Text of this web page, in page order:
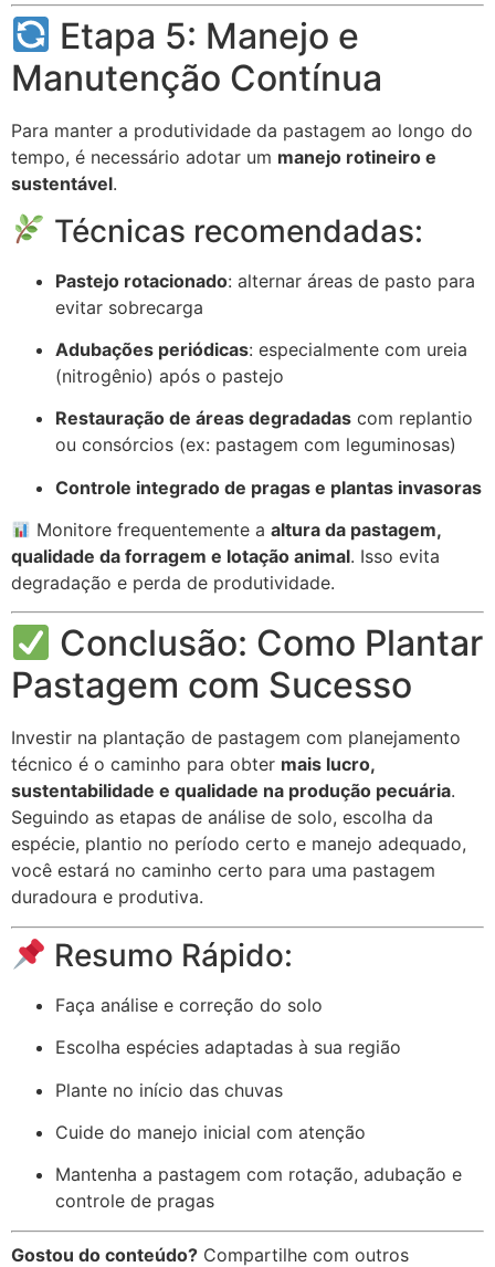
Etapa 5: Manejo e
Manutenção Contínua
Para manter a produtividade da pastagem ao longo do
tempo, é necessário adotar um manejo rotineiro e
sustentável.
Técnicas recomendadas:
Pastejo rotacionado: alternar áreas de pasto para
evitar sobrecarga
Adubações periódicas: especialmente com ureia
(nitrogênio) após o pastejo
Restauração de áreas degradadas com replantio
ou consórcios (ex: pastagem com leguminosas)
Controle integrado de pragas e plantas invasoras
Monitore frequentemente aaltura da pastagem,
qualidade da forragem e lotação animal. Isso evita
degradação e perda de produtividade.
Conclusão: Como Plantar
Pastagem com Sucesso
Investir na plantação de pastagem com planejamento
técnico é o caminho para obter mais lucro,
sustentabilidade e qualidade na produção pecuária.
Seguindo as etapas de análise de solo, escolha da
espécie, plantio no período certo e manejo adequado,
você estará no caminho certo para uma pastagem
duradoura e produtiva.
Resumo Rápido:
Faça análise e correção do solo
Escolha espécies adaptadas à sua região
Plante no início das chuvas
Cuide do manejo inicial com atenção
Mantenha a pastagem com rotação, adubação e
controle de pragas
Gostou do conteúdo? Compartilhe com outros